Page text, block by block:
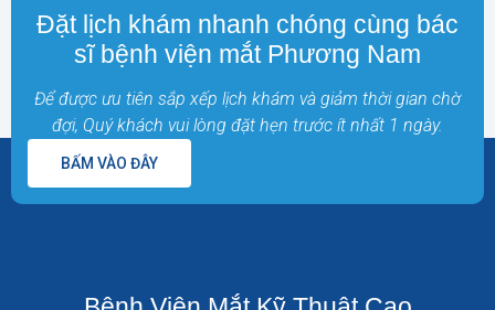
Đặt lịch khám nhanh chóng cùng bác
sĩ bệnh viện mắt Phương Nam
Để được ưu tiên sắp xếp lịch khám và giảm thời gian chờ
đợi, Quý khách vui lòng đặt hẹn trước ít nhất 1 ngày.
BẤM VÀO ĐÂY